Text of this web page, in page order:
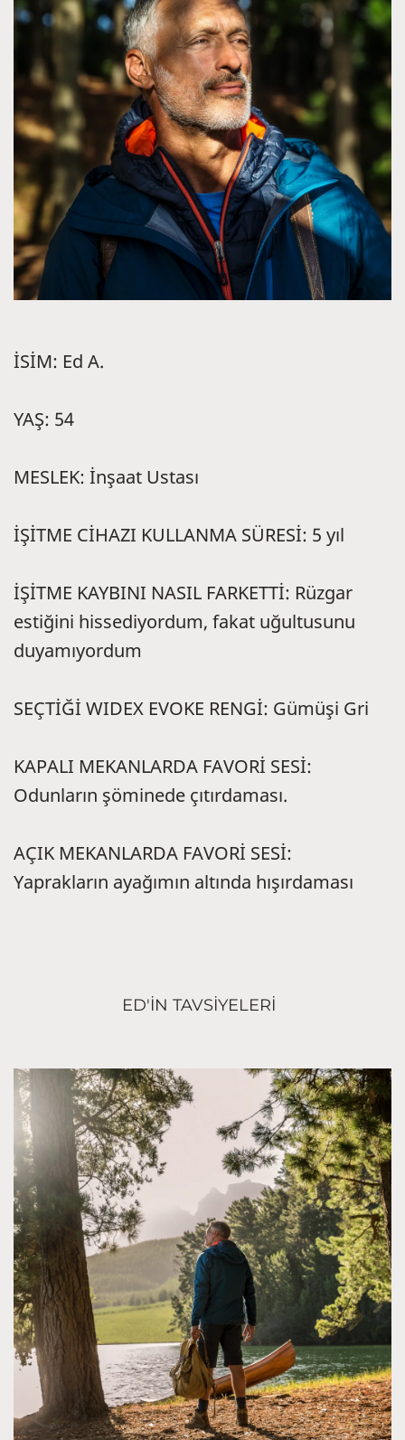
İSİM: Ed A.
YAŞ: 54
MESLEK: İnşaat Ustası
İŞİTME CİHAZI KULLANMA SÜRESİ: 5 yıl
İŞİTME KAYBINI NASIL FARKETTİ: Rüzgar
estiğini hissediyordum, fakat uğultusunu
duyamıyordum
SEÇTİĞİ WIDEX EVOKE RENGİ: Gümüşi Gri
KAPALI MEKANLARDA FAVORİ SESİ:
Odunların şöminede çıtırdaması.
AÇIK MEKANLARDA FAVORİ SESİ:
Yaprakların ayağımın altında hışırdaması
ED'İN TAVSİYELERİ